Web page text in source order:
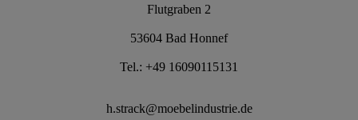
Flutgraben 2
53604 Bad Honnef
Tel.: +49 16090115131
h.strack@moebelindustrie.de